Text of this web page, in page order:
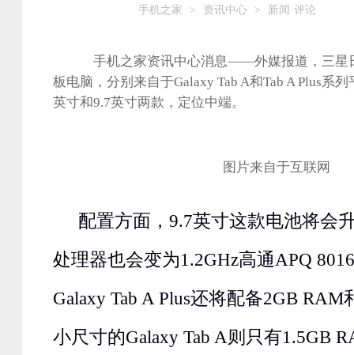
手机之家 > 资讯中心 > 新闻·评论
手机之家资讯中心消息——外媒报道，三星日
板电脑，分别来自于Galaxy Tab A和Tab A Plus系
英寸和9.7英寸两款，定位中端。
图片来自于互联网
配置方面，9.7英寸这款电池将会
处理器也会变为1.2GHz高通APQ
Galaxy Tab A Plus还将配备2GB RAM
小尺寸的Galaxy Tab A则只有1.5GB